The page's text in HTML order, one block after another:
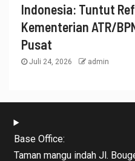
Indonesia: Tuntut
Kementerian ATR/
Pusat
Juli 24, 2026 admin
Base Office:
Taman mangu indah Jl.